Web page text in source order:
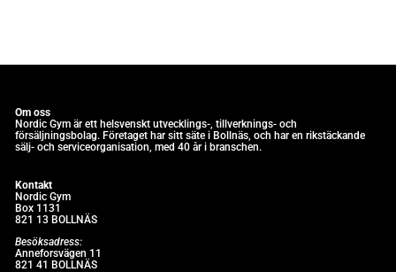
Om oss
Nordic Gym är ett helsvenskt utvecklings-, tillverknings- och
försäljningsbolag. Företaget har sitt säte i Bollnäs, och har en rikstäckande
sälj- och serviceorganisation, med 40 år i branschen.
Kontakt
Nordic Gym
Box 1131
821 13 BOLLNÄS
Besöksadress:
Anneforsvägen 11
821 41 BOLLNÄS